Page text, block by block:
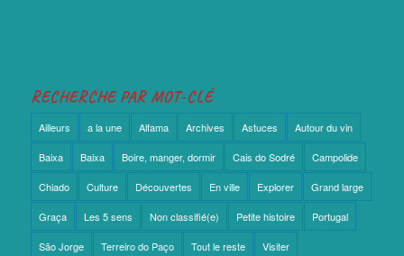
RECHERCHE PAR MOT-CLÉ
Ailleurs a la une Alfama Archives Astuces Autour du vin
Baixa Baixa Boire, manger, dormir Cais do Sodré Campolide
Chiado Culture Découvertes En ville Explorer Grand large
Graça Les 5 sens Non classifié(e) Petite histoire Portugal
São Jorge Terreiro do Paço Tout le reste Visiter